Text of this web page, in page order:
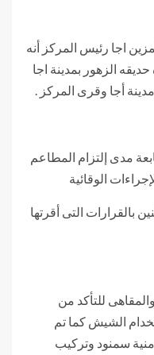
اجا رئيس المركز أنه
الزهور بمدينة اجا
أجا وقرى المركز .
مدى إلتزام المطاعم
الوقائية
بالقرارات التى أقرتها
للتأكد من
الشيش كما تم
منية سمنود وتركيب